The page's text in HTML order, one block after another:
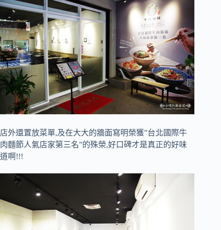
店外還置放菜單,及在大大的牆面寫明榮獲”台北國際牛
肉麵節人氣店家第三名”的殊榮,好口碑才是真正的好味
道啊!!!